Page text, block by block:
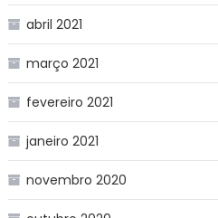
abril 2021
março 2021
fevereiro 2021
janeiro 2021
novembro 2020